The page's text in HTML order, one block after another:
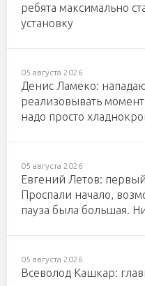
ребята максимально
установку
05 августа 2026
Денис Ламеко:
реализовывать
надо просто
05 августа 2026
Евгений Летов:
Проспали начало,
пауза была большая.
05 августа 2026
Всеволод Кашкар: